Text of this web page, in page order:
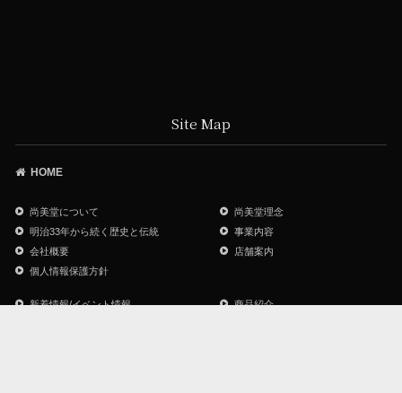
Site Map
HOME
尚美堂について
尚美堂理念
明治33年から続く歴史と伝統
事業内容
会社概要
店舗案内
個人情報保護方針
新着情報/イベント情報
商品紹介